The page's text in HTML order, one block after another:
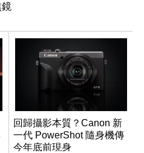
鏡
回歸攝影本質？Canon 新
一代 PowerShot 隨身機傳
今年底前現身